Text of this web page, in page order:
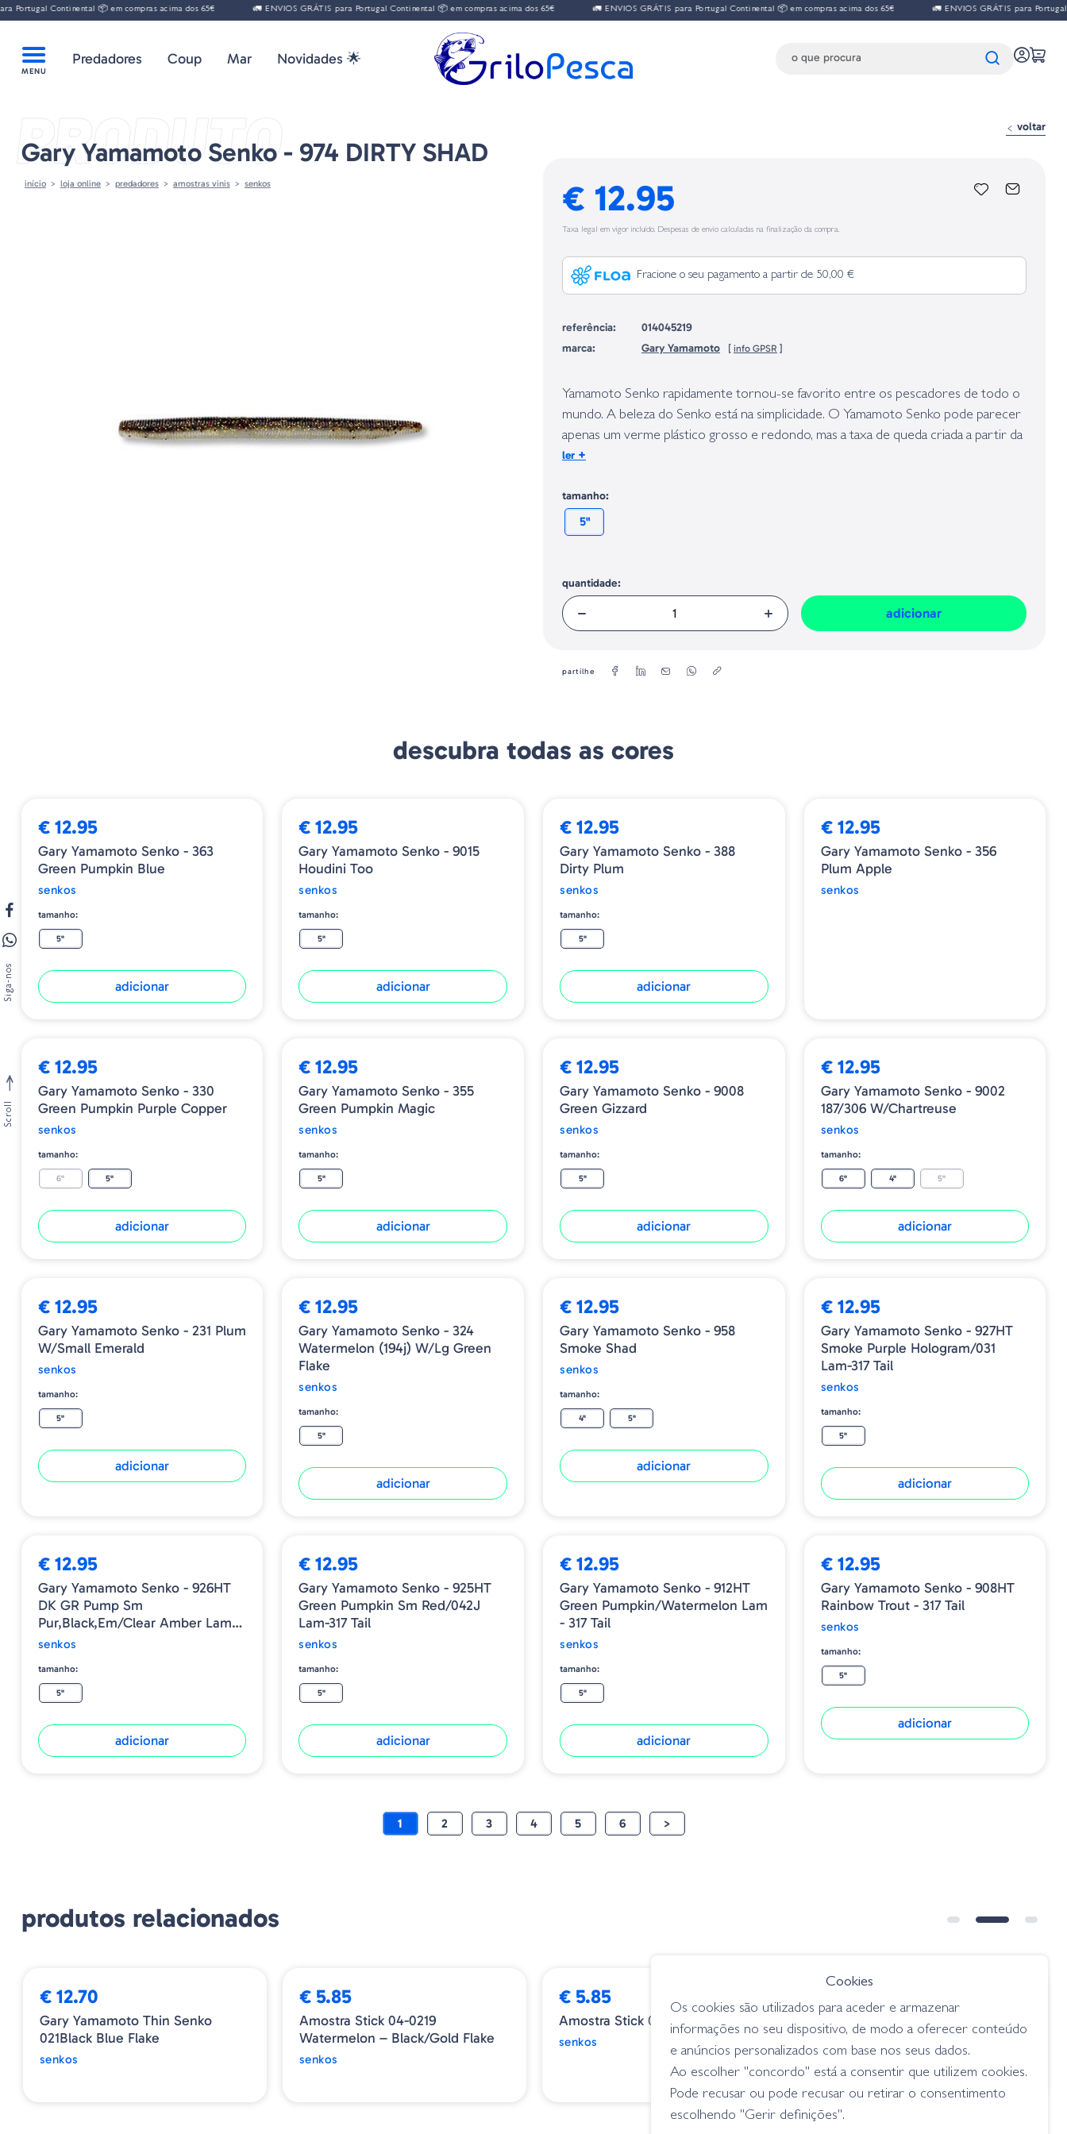
Continental 📦 em compras acima dos 65€ 🚛 ENVIOS GRÁTIS para Portugal Continental 📦 em compras acima dos 65€ 🚛 ENVIOS GRÁTIS para Portugal Continental 📦 em compras acima dos 65€ 🚛 ENVIOS GRÁTIS para Portugal
Predadores Coup Mar Novidades 🌟
PRODUTO
Gary Yamamoto Senko - 974 DIRTY SHAD
início loja online predadores amostras vinis senkos
voltar
€ 12.95
Taxa legal em vigor incluído. Despesas de envio calculadas na finalização da compra.
Fracione o seu pagamento a partir de 50,00 €
referência:
014045219
marca:
Gary Yamamoto [ info GPSR ]
Yamamoto Senko rapidamente tornou-se favorito entre os pescadores de todo o
mundo. A beleza do Senko está na simplicidade. O Yamamoto Senko pode parecer
apenas um verme plástico grosso e redondo, mas a taxa de queda criada a partir da
grande quantidade de sal impregnado no corpo deixa os peixes loucos.
ler +
tamanho:
5"
quantidade:
adicionar
partilhe
descubra todas as cores
€ 12.95
Gary Yamamoto Senko - 363
Green Pumpkin Blue
senkos
tamanho:
5"
adicionar
€ 12.95
Gary Yamamoto Senko - 9015
Houdini Too
senkos
tamanho:
5"
adicionar
€ 12.95
Gary Yamamoto Senko - 388
Dirty Plum
senkos
tamanho:
5"
adicionar
€ 12.95
Gary Yamamoto Senko - 356
Plum Apple
senkos
€ 12.95
Gary Yamamoto Senko - 330
Green Pumpkin Purple Copper
senkos
tamanho:
6" 5"
adicionar
€ 12.95
Gary Yamamoto Senko - 355
Green Pumpkin Magic
senkos
tamanho:
5"
adicionar
€ 12.95
Gary Yamamoto Senko - 9008
Green Gizzard
senkos
tamanho:
5"
adicionar
€ 12.95
Gary Yamamoto Senko - 9002
187/306 W/Chartreuse
senkos
tamanho:
6" 4" 5"
adicionar
€ 12.95
Gary Yamamoto Senko - 231 Plum
W/Small Emerald
senkos
tamanho:
5"
adicionar
€ 12.95
Gary Yamamoto Senko - 324
Watermelon (194j) W/lg Green
Flake
senkos
tamanho:
5"
adicionar
€ 12.95
Gary Yamamoto Senko - 958
Smoke Shad
senkos
tamanho:
4" 5"
adicionar
€ 12.95
Gary Yamamoto Senko - 927HT
Smoke Purple Hologram/031
Lam-317 Tail
senkos
tamanho:
5"
adicionar
€ 12.95
Gary Yamamoto Senko - 926HT
DK GR Pump Sm
Pur,black,em/Clear Amber Lam-
317 Tail
senkos
tamanho:
5"
adicionar
€ 12.95
Gary Yamamoto Senko - 925HT
Green Pumpkin Sm Red/042J
Lam-317 Tail
senkos
tamanho:
5"
adicionar
€ 12.95
Gary Yamamoto Senko - 912HT
Green Pumpkin/Watermelon Lam
- 317 Tail
senkos
tamanho:
5"
adicionar
€ 12.95
Gary Yamamoto Senko - 908HT
Rainbow Trout - 317 Tail
senkos
tamanho:
5"
adicionar
1 2 3 4 5 6 >
produtos relacionados
€ 12.70
Gary Yamamoto Thin Senko
021Black Blue Flake
senkos
€ 5.85
Amostra Stick 04-0219
Watermelon – Black/Gold Flake
senkos
€ 5.85
Amostra Stick 04-0603 Junebug
senkos
€ 6.85
Googan Lunker Log - Baby Bass
senkos
Siga-nos
Scroll
Cookies
Os cookies são utilizados para aceder e armazenar
informações no seu dispositivo, de modo a oferecer conteúdo
e anúncios personalizados com base nos seus dados.
Ao escolher "concordo" está a consentir que utilizem cookies.
Pode recusar ou pode recusar ou retirar o consentimento
escolhendo "Gerir definições".